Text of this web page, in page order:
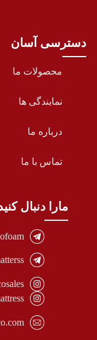
دسترسی آسان
محصولات ما
نمایندگی ها
درباره ما
تماس با ما
مارا دنبال